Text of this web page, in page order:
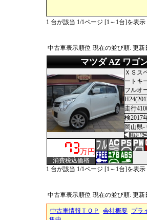
1 台が該当 1/1ページ [1～1台]を表示
中古車表示順位 現在の並び順: 更新
マツダ AZ ワゴ
ＸＳス
ートキ
フルオ
走行
検2017
岡山県-
万円
消費税込価格
1 台が該当 1/1ページ [1～1台]を表示
中古車表示順位 現在の並び順: 更新
中古車情報ＴＯＰ 会社概要 プラ